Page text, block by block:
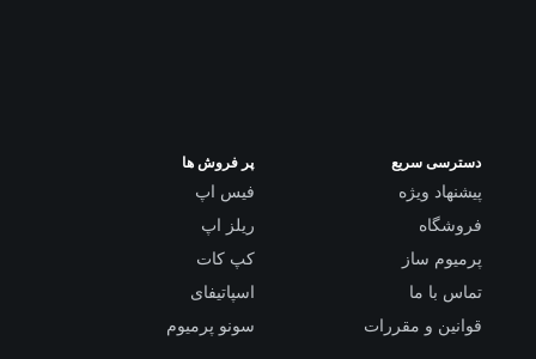
دسترسی سریع
پیشنهاد ویژه
فروشگاه
پرمیوم ساز
تماس با ما
قوانین و مقررات
پر فروش ها
فیس اپ
ریلز اپ
کپ کات
اسپاتیفای
سونو پرمیوم